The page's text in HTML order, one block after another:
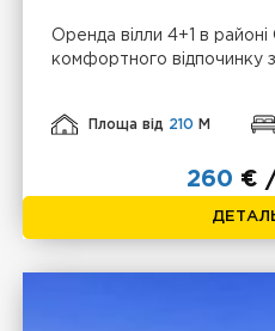
Оренда вілли 4+1 в
комфортного відпочинку
Площа від 210 М
260 €